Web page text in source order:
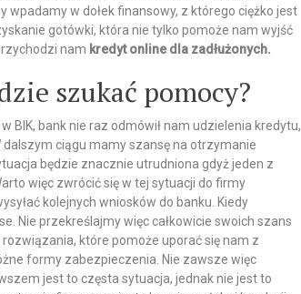
w dołek finansowy, z którego ciężko jest
gotówki, która nie tylko pomoże nam wyjść
nam kredyt online dla zadłużonych.
szukać pomocy?
BIK, bank nie raz odmówił nam udzielenia kredytu,
ciągu mamy szansę na otrzymanie
będzie znacznie utrudniona gdyż jeden z
więc zwrócić się w tej sytuacji do firmy
kolejnych wniosków do banku. Kiedy
Nie przekreślajmy więc całkowicie swoich szans
które pomoże uporać się nam z
formy zabezpieczenia. Nie zawsze więc
jest to częsta sytuacja, jednak nie jest to